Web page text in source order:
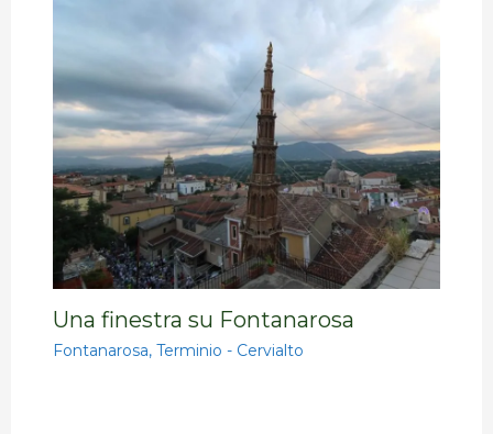
Una finestra su Fontanarosa
Fontanarosa,Terminio - Cervialto